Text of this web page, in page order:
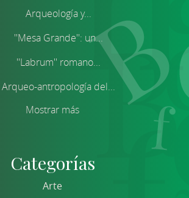
Arqueología y...
''Mesa Grande'': un...
''Labrum'' romano...
Arqueo-antropología del...
Mostrar más
Categorías
Arte